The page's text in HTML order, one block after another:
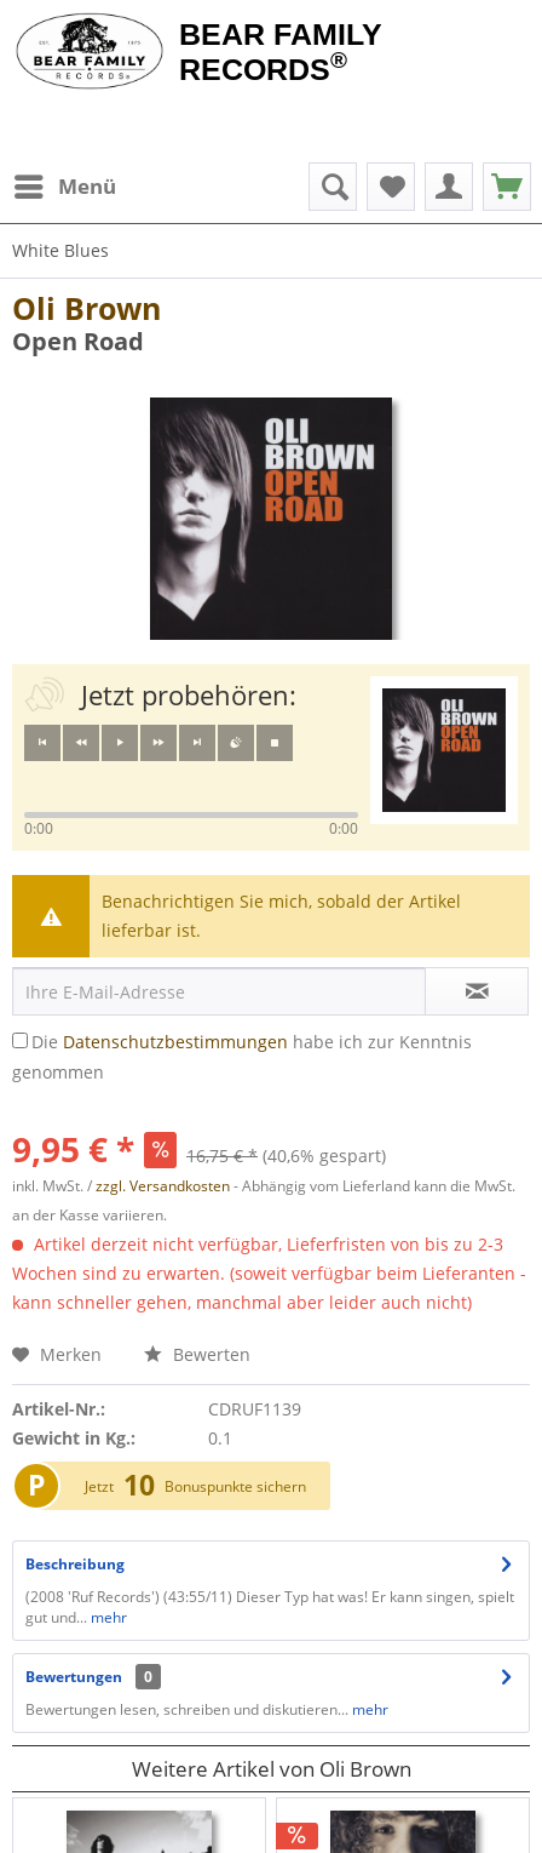
BEAR FAMILY
RECORDS®
Menü
White Blues
Oli Brown
Open Road
Jetzt probehören:
0:00 0:00
Benachrichtigen Sie mich, sobald der Artikel
lieferbar ist.
Die Datenschutzbestimmungen habe ich zur Kenntnis
genommen
9,95 € * 16,75 € * (40,6% gespart)
inkl. MwSt. /zzgl. Versandkosten- Abhängig vom Lieferland kann die MwSt.
an der Kasse variieren.
Artikel derzeit nicht verfügbar, Lieferfristen von bis zu 2-3
Wochen sind zu erwarten. (soweit verfügbar beim Lieferanten -
kann schneller gehen, manchmal aber leider auch nicht)
Merken Bewerten
Artikel-Nr.:
CDRUF1139
Gewicht in Kg.:
0.1
P Jetzt 10 Bonuspunkte sichern
Beschreibung
(2008 'Ruf Records') (43:55/11) Dieser Typ hat was! Er kann singen, spielt
gut und... mehr
Bewertungen
0
Bewertungen lesen, schreiben und diskutieren... mehr
Weitere Artikel von Oli Brown